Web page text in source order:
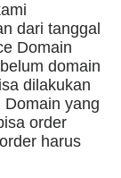
dari tanggal
Domain
domain
dilakukan
yang
order
harus